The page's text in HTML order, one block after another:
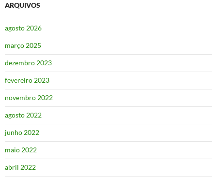
ARQUIVOS
agosto 2026
março 2025
dezembro 2023
fevereiro 2023
novembro 2022
agosto 2022
junho 2022
maio 2022
abril 2022